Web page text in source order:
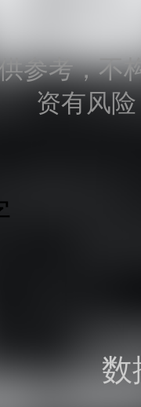
参考，不
资有风
数